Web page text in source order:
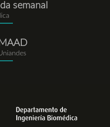
semanal
MAAD